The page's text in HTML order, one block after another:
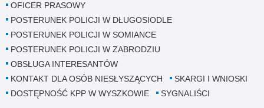
OFICER PRASOWY
POSTERUNEK POLICJI W DŁUGOSIODLE
POSTERUNEK POLICJI W SOMIANCE
POSTERUNEK POLICJI W ZABRODZIU
OBSŁUGA INTERESANTÓW
KONTAKT DLA OSÓB NIESŁYSZĄCYCH
SKARGI I WNIOSKI
DOSTĘPNOŚĆ KPP W WYSZKOWIE
SYGNALIŚCI